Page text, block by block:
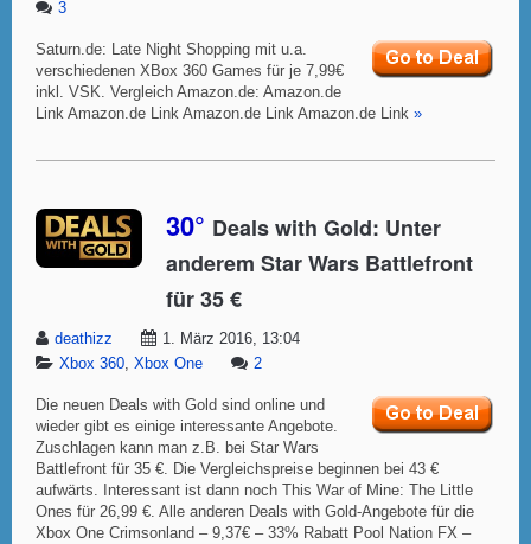
3
Saturn.de: Late Night Shopping mit u.a.
verschiedenen XBox 360 Games für je 7,99€
inkl. VSK. Vergleich Amazon.de: Amazon.de
Link Amazon.de Link Amazon.de Link Amazon.de Link »
30° Deals with Gold: Unter
anderem Star Wars Battlefront
für 35 €
deathizz
1. März 2016, 13:04
Xbox 360 Xbox One 2
Die neuen Deals with Gold sind online und
wieder gibt es einige interessante Angebote.
Zuschlagen kann man z.B. bei Star Wars
Battlefront für 35 €. Die Vergleichspreise beginnen bei 43 €
aufwärts. Interessant ist dann noch This War of Mine: The Little
Ones für 26,99 €. Alle anderen Deals with Gold-Angebote für die
Xbox One Crimsonland – 9,37€ – 33% Rabatt Pool Nation FX –